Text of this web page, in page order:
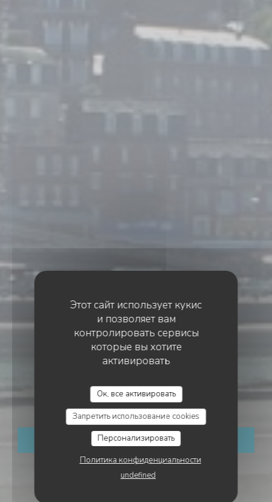
Этот сайт использует кукис
и позволяет вам
контролировать сервисы
которые вы хотите
активировать
Ок, все активировать
Запретить использование cookies
Персонализировать
Политика конфиденциальности
undefined
La Table de la Villa
ЗАБРОНИРОВАТЬ СТОЛИК
LA TABLE DE LA VILLA